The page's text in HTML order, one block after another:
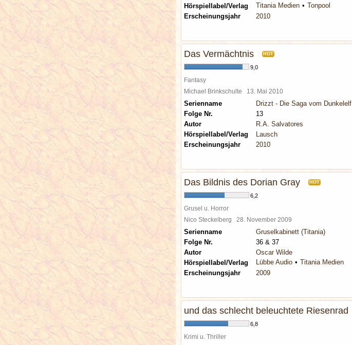
Hörspiellabel/Verlag
Titania Medien
Tonpool
Erscheinungsjahr
2010
Das Vermächtnis HOT
9,0
Fantasy
Michael Brinkschulte 13. Mai 2010
Serienname
Drizzt - Die Saga vom Dunkelelf
Folge Nr.
13
Autor
R.A. Salvatores
Hörspiellabel/Verlag
Lausch
Erscheinungsjahr
2010
Das Bildnis des Dorian Gray HOT
6,2
Grusel u. Horror
Nico Steckelberg 28. November 2009
Serienname
Gruselkabinett (Titania)
Folge Nr.
36 & 37
Autor
Oscar Wilde
Hörspiellabel/Verlag
Lübbe Audio
Titania Medien
Erscheinungsjahr
2009
und das schlecht beleuchtete Riesenrad
6,8
Krimi u. Thriller